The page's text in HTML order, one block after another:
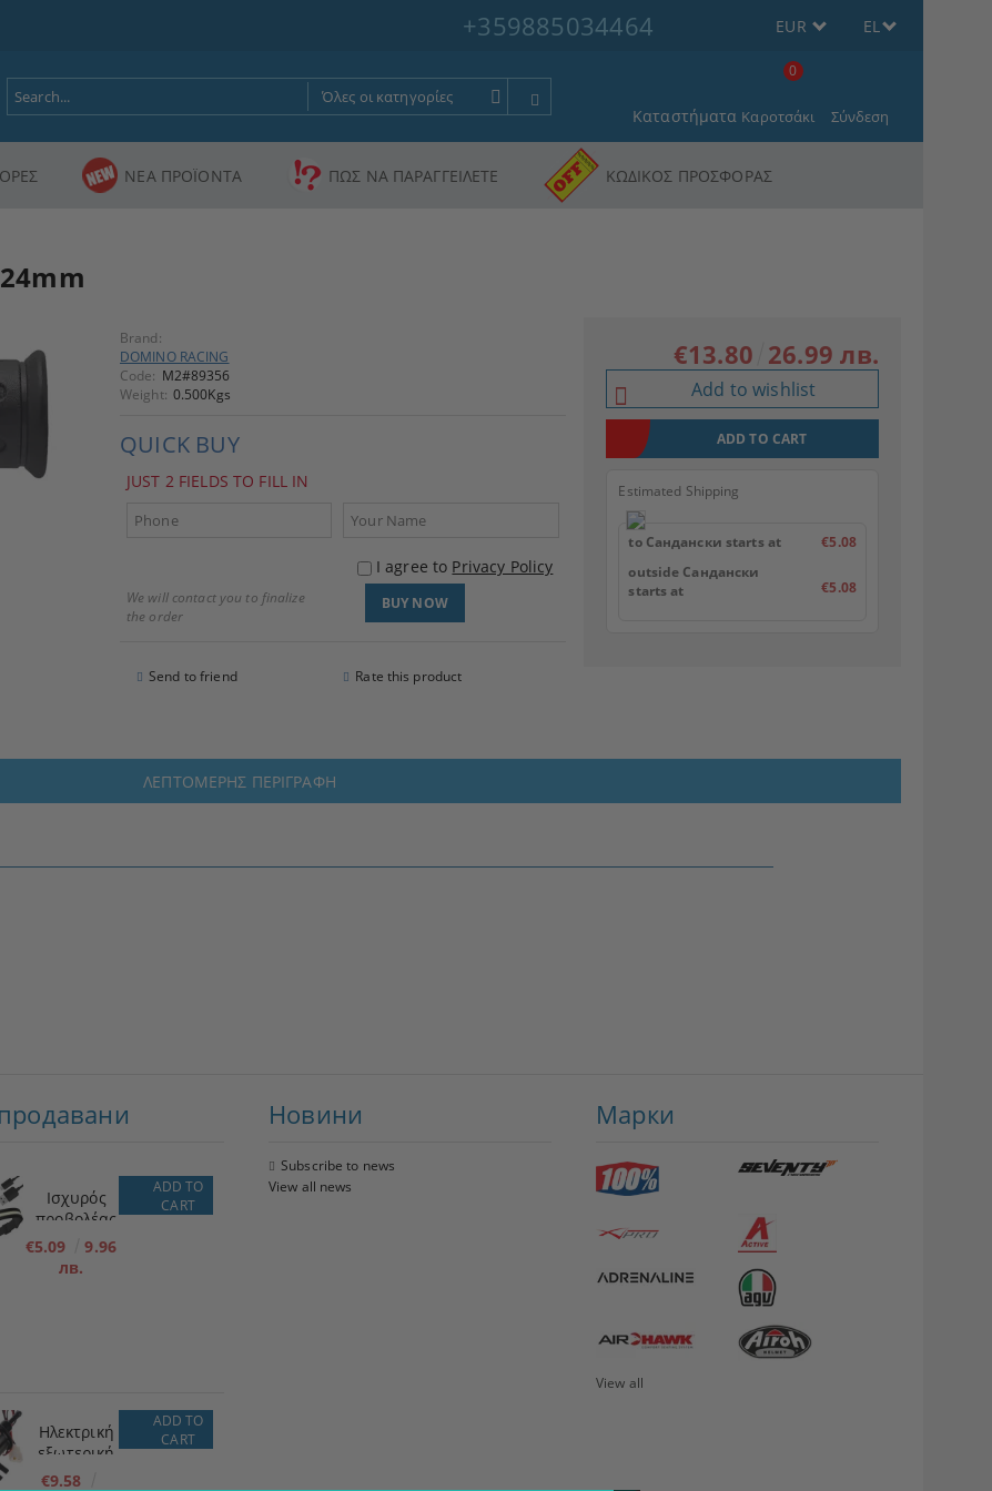
+359885034464 EUR EL
Καταστήματα Καροτσάκι
0
Σύνδεση
ΝΕΑ ΠΡΟΪΟΝΤΑ ΠΩΣ ΝΑ ΠΑΡΑΓΓΕΙΛΕΤΕ ΚΩΔΙΚΟΣ ΠΡΟΣΦΟΡΑΣ
Brand:
DOMINO RACING
Code: M2#89356
Weight: 0.500Kgs
QUICK BUY
JUST 2 FIELDS TO FILL IN
I agree to Privacy Policy
We will contact you to finalize
the order
Send to friend Rate this product
€13.80 26.99 лв.
Add to wishlist
Estimated Shipping
to Сандански starts at
€5.08
outside Сандански
starts at
€5.08
ΛΕΠΤΟΜΕΡΉΣ ΠΕΡΙΓΡΑΦΉ
Ισχυρός
προβολέας
LED + φακός
€5.09
9.96
лв.
ADD TO
CART
Ηλεκτρική
εξωτερική
αντλία
€9.58
ADD TO
CART
Новини
Subscribe to news
View all news
Марки
View all